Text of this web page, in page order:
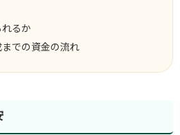
るか
での資金の流れ